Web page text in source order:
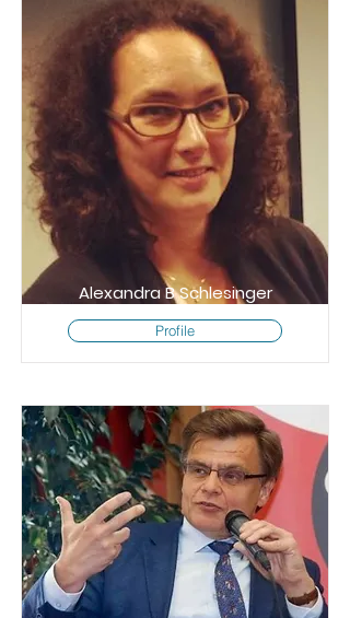
Alexandra B Schlesinger
Profile